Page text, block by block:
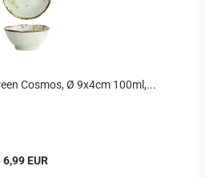
Cosmos, Ø 9x4cm 100ml,...
6,99 EUR